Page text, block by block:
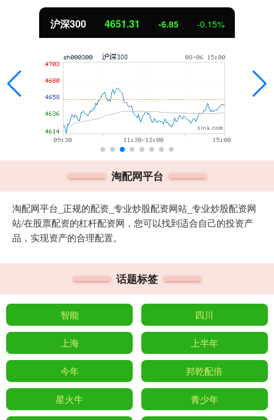
沪深300 4651.31 -6.85 -0.15%
淘配网平台
淘配网平台_正规的配资_专业炒股配资网站_专业炒股配资网
站/在股票配资的杠杆配资网，您可以找到适合自己的投资产
品，实现资产的合理配置。
话题标签
智能 四川
上海 上半年
今年 邦乾配倍
星火牛 青少年